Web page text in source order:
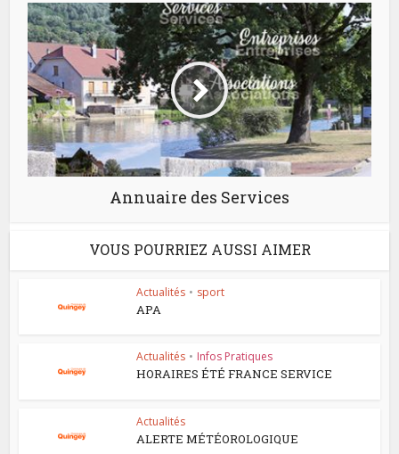
Annuaire des Services
VOUS POURRIEZ AUSSI AIMER
Actualités • sport
APA
Actualités • Infos Pratiques
HORAIRES ÉTÉ FRANCE SERVICE
Actualités
ALERTE MÉTÉOROLOGIQUE